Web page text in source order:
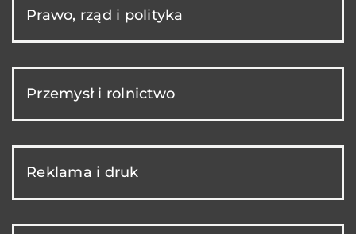
Prawo, rząd i polityka
Przemysł i rolnictwo
Reklama i druk